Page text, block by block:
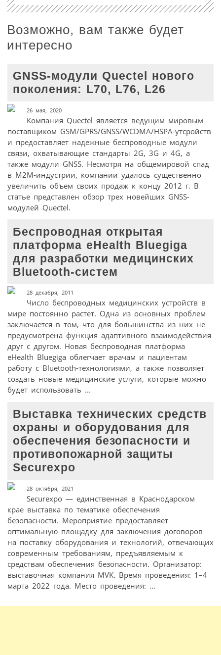
Возможно, вам также будет
интересно
GNSS-модули Quectel нового
поколения: L70, L76, L26
26 мая, 2020
Компания Quectel является ведущим мировым
поставщиком GSM/GPRS/GNSS/WCDMA/HSPA-утсройств
и предоставляет надежные беспроводные модули
связи, охватывающие стандарты 2G, 3G и 4G, а
также модули GNSS. Несмотря на общемировой спад
в M2M-индустрии, компании удалось существенно
увеличить объем своих продаж к концу 2012 г. В
статье представлен обзор трех новейших GNSS-
модулей Quectel.
Беспроводная открытая
платформа eHealth Bluegiga
для разработки медицинских
Bluetooth-систем
28 декабря, 2011
Число беспроводных медицинских устройств в
мире постоянно растет. Одна из основных проблем
заключается в том, что для большинства из них не
предусмотрена функция адаптивного взаимодействия
друг с другом. Новая беспроводная платформа
eHealth Bluegiga облегчает врачам и пациентам
работу с Bluetooth-технологиями, а также позволяет
создать новые медицинские услуги, которые можно
будет использовать ...
Выставка технических средств
охраны и оборудования для
обеспечения безопасности и
противопожарной защиты
Securexpo
28 октября, 2021
Securexpo — единственная в Краснодарском
крае выставка по тематике обеспечения
безопасности. Мероприятие предоставляет
оптимальную площадку для заключения договоров
на поставку оборудования и технологий, отвечающих
современным требованиям, предъявляемым к
средствам обеспечения безопасности. Организатор:
выставочная компания MVK. Время проведения: 1–4
марта 2022 года. Место проведения: ...